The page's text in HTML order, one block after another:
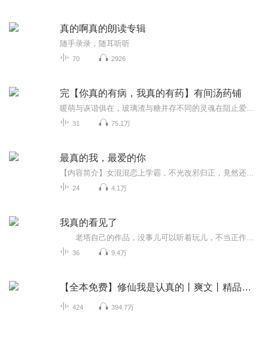
真的啊真的朗读专辑
随手录录，随耳听听
70 2926
完【你真的有病，我真的有药】有间汤药铺
31 75.1万
最真的我，最爱的你
24 4.1万
我真的看见了
36 9.4万
【全本免费】修仙我是认真的丨爽文丨精品多播
424 394.7万